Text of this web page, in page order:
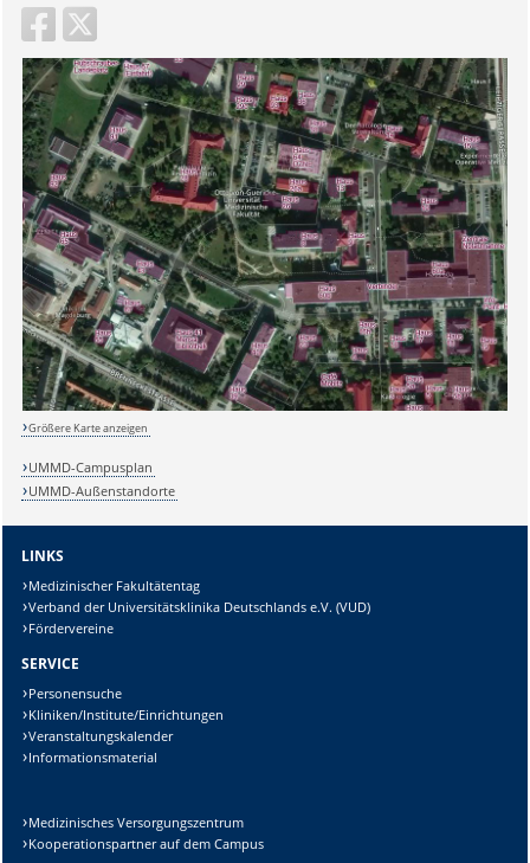
Sicherheitsabfrage:
Lösung:
Größere Karte anzeigen
UMMD-Campusplan
UMMD-Außenstandorte
LINKS
Medizinischer Fakultätentag
Verband der Universitätsklinika Deutschlands e.V. (VUD)
Fördervereine
SERVICE
Personensuche
Kliniken/Institute/Einrichtungen
Veranstaltungskalender
Informationsmaterial
Medizinisches Versorgungszentrum
Kooperationspartner auf dem Campus